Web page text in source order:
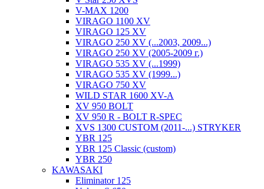
V-MAX 1200
VIRAGO 1100 XV
VIRAGO 125 XV
VIRAGO 250 XV (...2003, 2009...)
VIRAGO 250 XV (2005-2009 г.)
VIRAGO 535 XV (...1999)
VIRAGO 535 XV (1999...)
VIRAGO 750 XV
WILD STAR 1600 XV-A
XV 950 BOLT
XV 950 R - BOLT R-SPEC
XVS 1300 CUSTOM (2011-...) STRYKER
YBR 125
YBR 125 Classic (custom)
YBR 250
KAWASAKI
Eliminator 125